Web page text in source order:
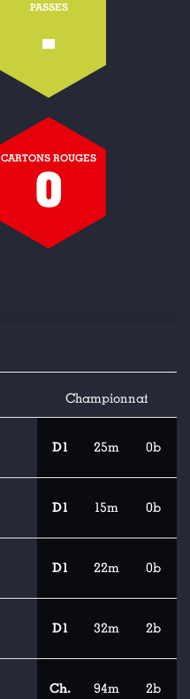
PASSES
-
CARTONS ROUGES
0
Championnat
D1 25m 0b
D1 15m 0b
D1 22m 0b
D1 32m 2b
Ch. 94m 2b